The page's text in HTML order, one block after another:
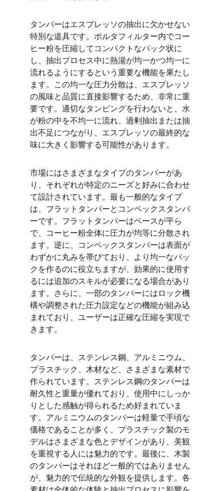
タンパーはエスプレッソの抽出に欠かせない
特別な道具です。ポルタフィルター内でコー
ヒー粉を圧縮してコンパクトなパック状に
し、抽出プロセス中に熱湯が均一かつ均一に
流れるようにするという重要な機能を果たし
ます。この均一な圧力分散は、エスプレッソ
の風味と品質に直接影響するため、非常に重
要です。適切なタンピングを行わないと、水
が粉の中を不均一に流れ、過剰抽出または抽
出不足につながり、エスプレッソの最終的な
味に大きく影響する可能性があります。
市場にはさまざまなタイプのタンパーがあ
り、それぞれが特定のニーズと好みに合わせ
て設計されています。最も一般的なタイプ
は、フラットタンパーとコンベックスタンパ
ーです。フラットタンパーはベースが平ら
で、コーヒー粉全体に圧力が均等に分散され
ます。逆に、コンベックスタンパーは表面が
わずかに丸みを帯びており、より均一なパッ​​
クを作るのに役立ちますが、効果的に使用す
るには追加のスキルが必要になる場合があり
ます。さらに、一部のタンパーにはロック機
構や調整された圧力設定などの機能が組み込
まれており、ユーザーは正確な圧縮を実現で
きます。
タンパーは、ステンレス鋼、アルミニウム、
プラスチック、木材など、さまざまな素材で
作られています。ステンレス鋼のタンパーは
耐久性と重量が優れており、使用中にしっか
りとした感触が得られるため好まれていま
す。アルミニウムのタンパーは軽量で手頃な
価格であることが多く、プラスチック製のモ
デルはさまざまな色とデザインがあり、美観
を重視する人には魅力的です。最後に、木製
のタンパーはそれほど一般的ではありません
が、魅力的で伝統的な外観を提供します。各